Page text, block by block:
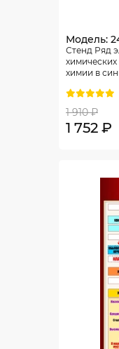
Модель:
Стенд Ряд
химии в
1 910 ₽
1 752 ₽